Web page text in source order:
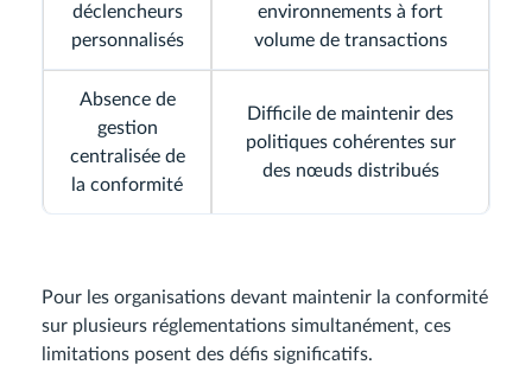
déclencheurs
personnalisés
environnements à fort
volume de transactions
Absence de
gestion
centralisée de
la conformité
Difficile de maintenir des
politiques cohérentes sur
des nœuds distribués
Pour les organisations devant maintenir la conformité
sur plusieurs réglementations simultanément, ces
limitations posent des défis significatifs.